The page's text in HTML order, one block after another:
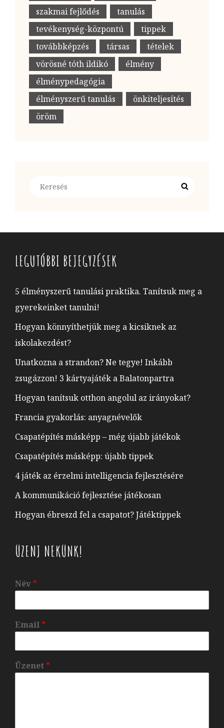
szakmai fejlődés
tanulás
tevékenység-központú
tippek
továbbképzés
társas
tételek
vörösné tóth ildikó
élmény
élménypedagógia
élményszerű tanulás
önkiteljesítés
öröm
Search
LEGUTÓBBI BEJEGYZÉSEK
5 élményszerű tanulási praktika. Tanítsuk meg a
gyerekeinket tanulni!
Hogyan könnyíthetjük meg a kicsiknek az
iskolakezdést?
Unatkozna a strandon? Ne tegye! Inkább
zsugázzon! 3 kártyajáték a Balatonpartra
Hogyan tanítsuk otthon angolul az irányokat?
Francia gyakorlás: anyagnévelők
Csapatépítés másképp – még újabb játékok
Csapatépítés másképp: újabb tippek
4 játék az érzelmi intelligencia fejlesztésére
A kommunikáció fejlesztése játékosan
Hogyan ébreszd fel a csapatot? Játéktippek
ÜZENJ NEKÜNK!
Név *
Email *
Üzenet *